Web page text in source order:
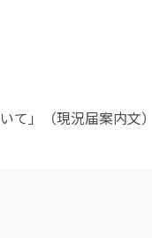
て」（現況届案内文